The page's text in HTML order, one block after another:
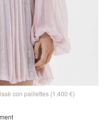
con paillettes (1.400 €)